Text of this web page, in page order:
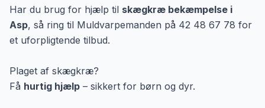
Har du brug for hjælp til skægkræ bekæmpelse i
Asp, så ring til Muldvarpemanden på 42 48 67 78 for
et uforpligtende tilbud.
Plaget af skægkræ?
Få hurtig hjælp – sikkert for børn og dyr.